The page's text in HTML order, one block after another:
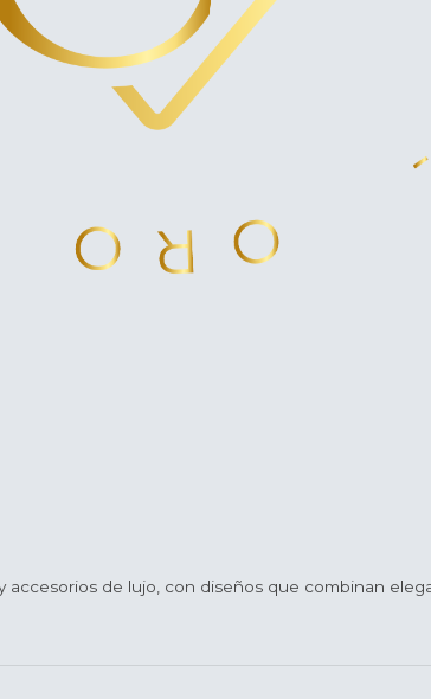
accesorios de lujo, con diseños que combinan